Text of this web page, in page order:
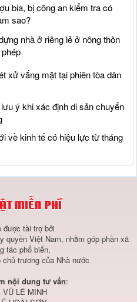
bia, bị công an kiểm tra có
sao?
nhà ở riêng lẻ ở nông thôn
xử vắng mặt tại phiên tòa dân
ý khi xác định di sản chuyển
về kinh tế có hiệu lực từ tháng
được tài trợ bởi
quyền Việt Nam, nhằm góp phần xã
tác phổ biến,
trương của Nhà nước
nội dung tư vấn:
VŨ LÊ MINH